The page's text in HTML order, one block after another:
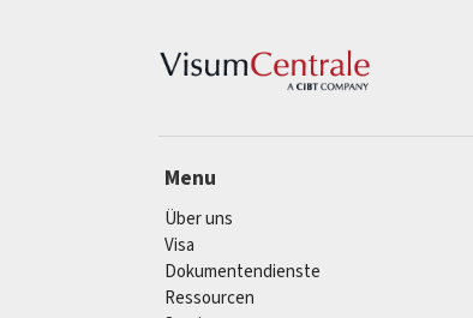
Menu
Über uns
Visa
Dokumentendienste
Ressourcen